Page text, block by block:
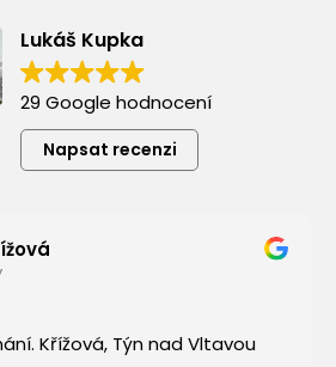
Lukáš Kupka
29 Google hodnocení
Napsat recenzi
Super, rychlé jednání. Křížová, Týn nad Vltavou